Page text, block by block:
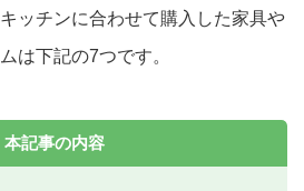
ッチンに合わせて購入した家具や
は下記の7つです。
本記事の内容